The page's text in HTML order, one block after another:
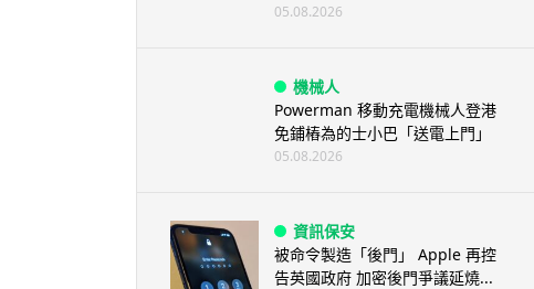
05.08.2026
機械人
Powerman 移動充電機械人登港
免鋪樁為的士小巴「送電上門」
05.08.2026
資訊保安
被命令製造「後門」 Apple 再控
告英國政府 加密後門爭議延燒...